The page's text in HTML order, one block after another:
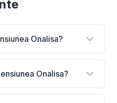
Onalisa?
Onalisa?